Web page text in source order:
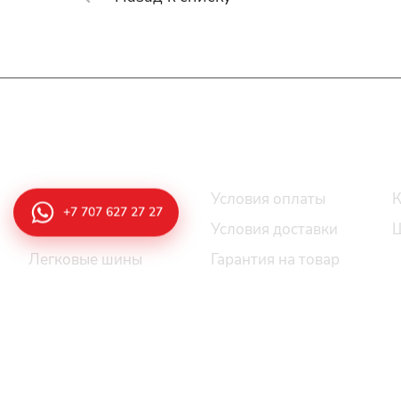
Каталог шин
Все шины
Легковые шины
Условия оплаты
Условия доставки
Гарантия на товар
+7 707 627 27 27